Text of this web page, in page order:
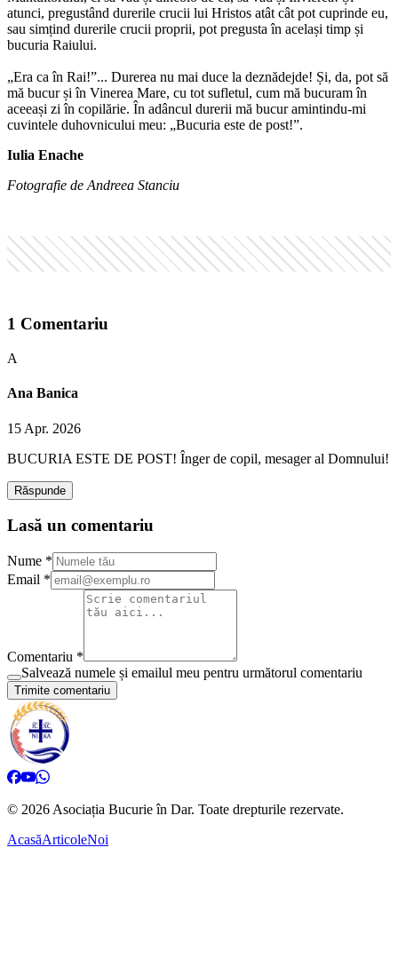
atunci, pregustând durerile crucii lui Hristos atât cât pot cuprinde eu,
sau simțind durerile crucii proprii, pot pregusta în același timp și
bucuria Raiului.
„Era ca în Rai!”... Durerea nu mai duce la deznădejde! Și, da, pot să
mă bucur și în Vinerea Mare, cu tot sufletul, cum mă bucuram în
aceeași zi în copilărie. În adâncul durerii mă bucur amintindu-mi
cuvintele duhovnicului meu: „Bucuria este de post!”.
Iulia Enache
Fotografie de Andreea Stanciu
1 Comentariu
A
Ana Banica
15 Apr. 2026
BUCURIA ESTE DE POST! Înger de copil, mesager al Domnului!
Răspunde
Lasă un comentariu
Nume *
Email *
Comentariu *
Salvează numele și emailul meu pentru următorul comentariu
Trimite comentariu
© 2026 Asociația Bucurie în Dar. Toate drepturile rezervate.
AcasăArticoleNoi